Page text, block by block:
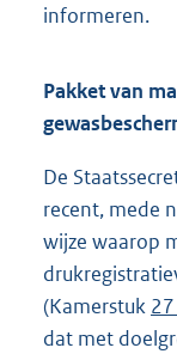
informeren.
Pakket van
De
recent, mede
wijze waarop
(Kamerstuk
dat met